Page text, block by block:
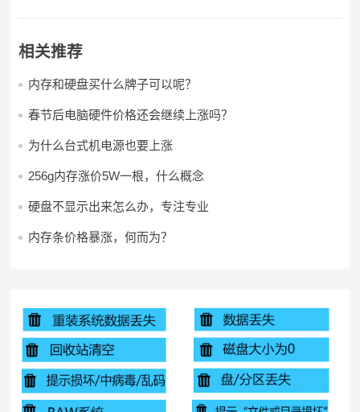
相关推荐
内存和硬盘买什么牌子可以呢？
春节后电脑硬件价格还会继续上涨吗？
为什么台式机电源也要上涨
256g内存涨价5W一根，什么概念
硬盘不显示出来怎么办，专注专业
内存条价格暴涨，何而为？